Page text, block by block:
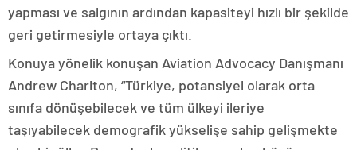
yapması ve salgının ardından kapasiteyi hızlı bir şekilde
geri getirmesiyle ortaya çıktı.
Konuya yönelik konuşan Aviation Advocacy Danışmanı
Andrew Charlton, “Türkiye, potansiyel olarak orta
sınıfa dönüşebilecek ve tüm ülkeyi ileriye
taşıyabilecek demografik yükselişe sahip gelişmekte